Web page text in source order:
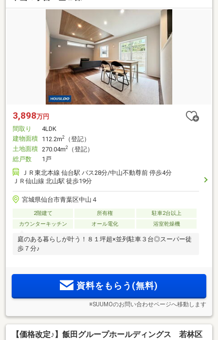
3,898万円
間取り
4LDK
建物面積 112.2m2
（登記）
土地面積 270.04m2
（登記）
総戸数
1戸
ＪＲ東北本線 仙台駅 バス28分/中山不動尊前 停歩4分
ＪＲ仙山線 北山駅 徒歩19分
宮城県仙台市青葉区中山４
2階建て 所有権
駐車2台以上
カウンターキッチン
オール電化 浴室乾燥機
庭のある暮らしが叶う！８１坪超×並列駐車３台◎スーパー徒
歩７分♪
資料をもらう(無料)
※SUUMOのお問い合わせページへ移動します
【価格改定♪】飯田グループホールディングス 若林区